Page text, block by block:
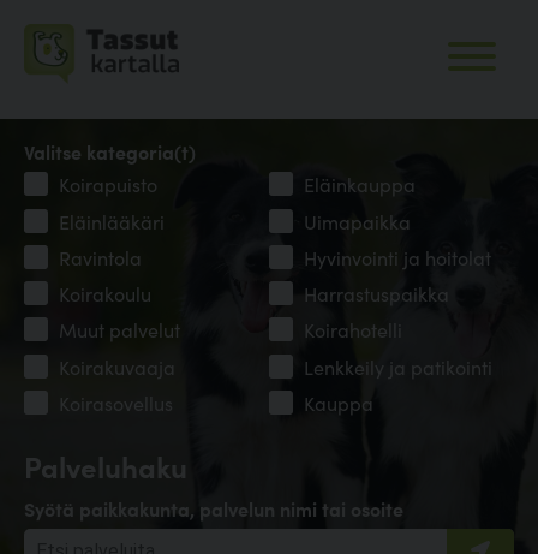
Palveluhaku
Syötä paikkakunta, palvelun nimi tai osoite
Valitse kategoria(t)
Koirapuisto
Eläinkauppa
Eläinlääkäri
Uimapaikka
Ravintola
Hyvinvointi ja hoitolat
Koirakoulu
Harrastuspaikka
Muut palvelut
Koirahotelli
Koirakuvaaja
Lenkkeily ja patikointi
Koirasovellus
Kauppa